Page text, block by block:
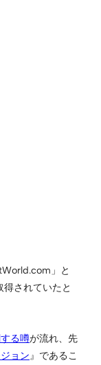
」と
されていたと
る噂が流れ、先
ョン 』であるこ